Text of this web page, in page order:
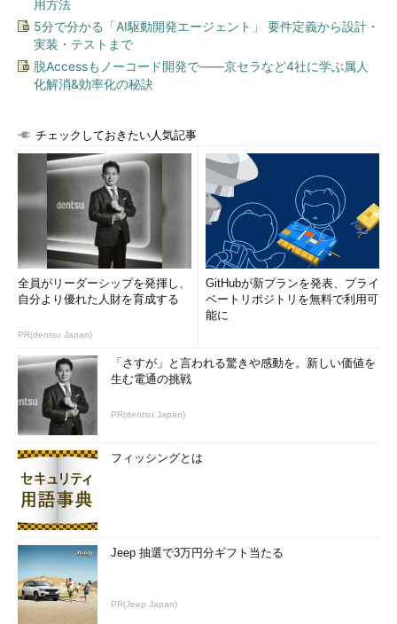
用方法
5分で分かる「AI駆動開発エージェント」 要件定義から設計・
実装・テストまで
脱Accessもノーコード開発で――京セラなど4社に学ぶ属人
化解消&効率化の秘訣
チェックしておきたい人気記事
全員がリーダーシップを発揮し、
自分より優れた人財を育成する
PR(dentsu Japan)
GitHubが新プランを発表、プライ
ベートリポジトリを無料で利用可
能に
「さすが」と言われる驚きや感動を。新しい価値を
生む電通の挑戦
PR(dentsu Japan)
フィッシングとは
Jeep 抽選で3万円分ギフト当たる
PR(Jeep Japan)